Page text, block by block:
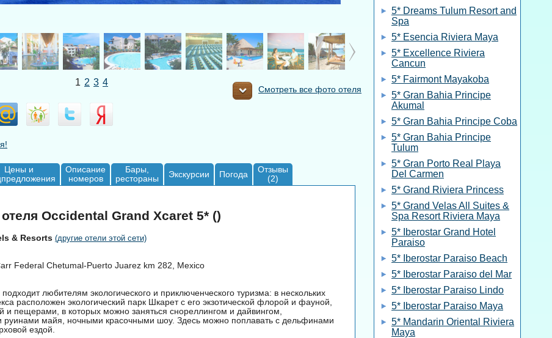
Смотреть все фото отеля
1 2 3 4
Цены и
Описание
номеров
Бары,
рестораны
Экскурсии Погода
Отзывы
(2)
Occidental Grand Xcaret 5* ()
& Resorts (другие отели этой сети)
Federal Chetumal-Puerto Juarez km 282, Mexico
любителям экологического и приключенческого туризма: в нескольких
расположен экологический парк Шкарет с его экзотической флорой и фауной,
и пещерами, в которых можно заняться снореллингом и дайвингом,
руинами майя, ночными красочными шоу. Здесь можно поплавать с дельфинами
ездой.
5* Dreams Tulum Resort and
Spa
5* Esencia Riviera Maya
5* Excellence Riviera
Cancun
5* Fairmont Mayakoba
5* Gran Bahia Principe
Akumal
5* Gran Bahia Principe Coba
5* Gran Bahia Principe
Tulum
5* Gran Porto Real Playa
Del Carmen
5* Grand Riviera Princess
5* Grand Velas All Suites &
Spa Resort Riviera Maya
5* Iberostar Grand Hotel
Paraiso
5* Iberostar Paraiso Beach
5* Iberostar Paraiso del Mar
5* Iberostar Paraiso Lindo
5* Iberostar Paraiso Maya
5* Mandarin Oriental Riviera
Maya